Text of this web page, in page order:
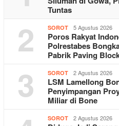
Tuntas
2 SOROT 5 Agustus 2026
Poros Rakyat
Polrestabes
Pabrik Paving
3 SOROT 2 Agustus 2026
LSM Lamellong
Penyimpangan
Miliar di Bone
SOROT 2 Agustus 2026